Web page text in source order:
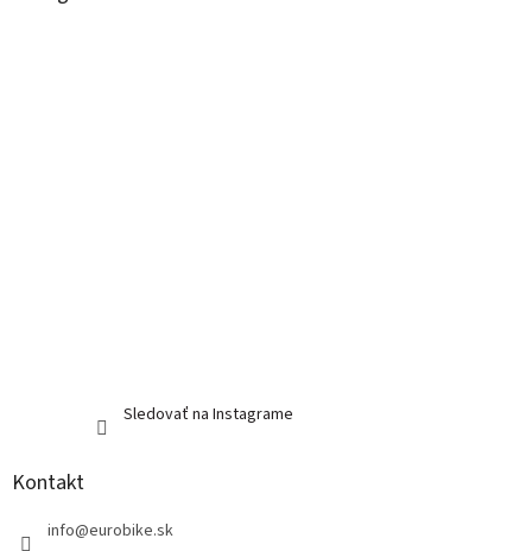
Sledovať na Instagrame
Kontakt
info@eurobike.sk